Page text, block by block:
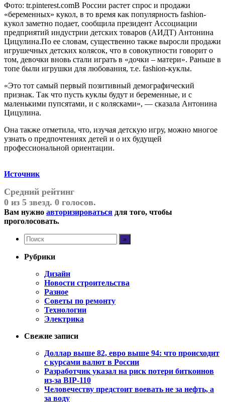
Фото: tr.pinterest.comВ России растет спрос и продажи
«беременных» кукол, в то время как популярность fashion-
кукол заметно подает, сообщила президент Ассоциации
предприятий индустрии детских товаров (АИДТ) Антонина
Цицулина.По ее словам, существенно также выросли продажи
игрушечных детских колясок, что в совокупности говорит о
том, девочки вновь стали играть в «дочки – матери». Раньше в
топе были игрушки для любования, т.е. fashion-куклы.
«Это тот самый первый позитивный демографический
признак. Так что пусть куклы будут и беременные, и с
маленькими пупсятами, и с колясками», — сказала Антонина
Цицулина.
Она также отметила, что, изучая детскую игру, можно многое
узнать о предпочтениях детей и о их будущей
профессиональной ориентации.
Источник
Средний рейтинг
0 из 5 звезд. 0 голосов.
Вам нужно авторизироваться для того, чтобы
проголосовать.
Рубрики
Дизайн
Новости строительства
Разное
Советы по ремонту
Технологии
Электрика
Свежие записи
Доллар выше 82, евро выше 94: что происходит
с курсами валют в России
Разработчик указал на риск потери биткоинов
из-за BIP-110
Человечеству предстоит воевать не за нефть, а
за воду